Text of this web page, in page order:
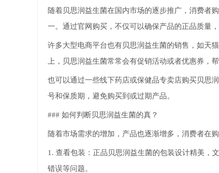
随着贝思润益生菌在国内市场的逐步推广，消费者
一。通过官网购买，不仅可以确保产品的正品质量
许多大型电商平台也有贝思润益生菌的销售，如天
上，贝思润益生菌常常会有促销活动或者优惠券，
也可以通过一些线下药店或保健品专卖店购买贝思
号和保质期，避免购买到或过期产品。
### 如何判断贝思润益生菌的真？
随着市场需求的增加，产品也逐渐增多，消费者在
1. 查看包装：正品贝思润益生菌的包装设计精美，
错误等问题。